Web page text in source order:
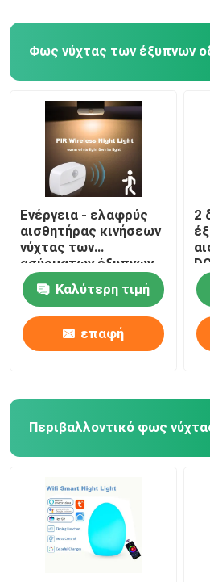
Φως νύχτας των έξυπνων
Ενέργεια - ελαφρύς
αισθητήρας κινήσεων
νύχτας των
ασύρματων έξυπνων
οδηγήσεων
αποταμίευσης για την
κρεβατοκάμαρα
ντουλαπιών
Καλύτερη τιμή
επαφή
2
Περιβαλλοντικό φως